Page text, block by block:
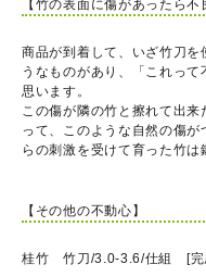
【竹の表面に傷があったら不
商品が到着して、いざ竹刀
うなものがあり、「これっ
思います。
この傷が隣の竹と擦れて出来
って、このような自然の傷
らの刺激を受けて育った竹は
【その他の不動心】
桂竹 竹刀/3.0-3.6/仕組 [